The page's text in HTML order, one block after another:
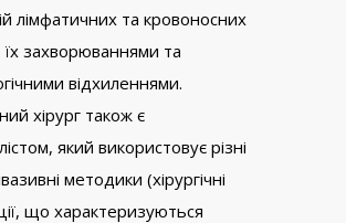
лімфатичних та кровоносних
захворюваннями та
відхиленнями.
хірург також є
який використовує різні
методики (хірургічні
що характеризуються